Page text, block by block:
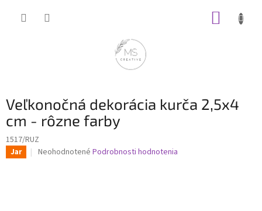
Veľkonočná dekorácia kurča 2,5x4
cm - rôzne farby
1517/RUZ
Jar
Priemerné
Neohodnotené Podrobnosti hodnotenia